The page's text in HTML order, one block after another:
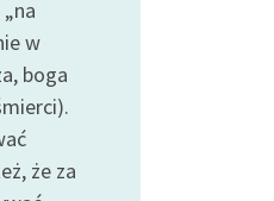
w
boga
że za